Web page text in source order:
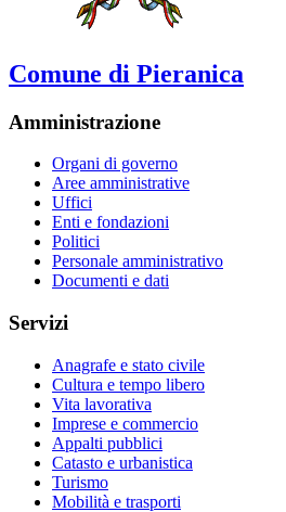
Comune di Pieranica
Amministrazione
Organi di governo
Aree amministrative
Uffici
Enti e fondazioni
Politici
Personale amministrativo
Documenti e dati
Servizi
Anagrafe e stato civile
Cultura e tempo libero
Vita lavorativa
Imprese e commercio
Appalti pubblici
Catasto e urbanistica
Turismo
Mobilità e trasporti